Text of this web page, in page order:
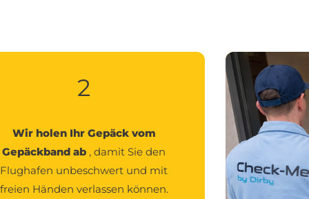
2
Wir holen Ihr Gepäck vom
Gepäckband ab , damit Sie den
Flughafen unbeschwert und mit
freien Händen verlassen können.